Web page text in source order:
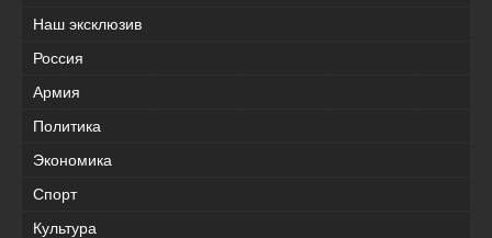
Наш эксклюзив
Россия
Армия
Политика
Экономика
Спорт
Культура